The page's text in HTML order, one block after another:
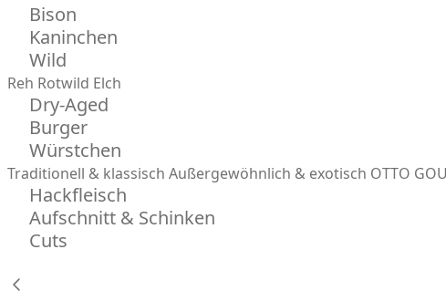
Bison
Kaninchen
Wild
Reh Rotwild Elch
Dry-Aged
Burger
Würstchen
Traditionell & klassisch Außergewöhnlich & exotisch OTTO
Hackfleisch
Aufschnitt & Schinken
Cuts